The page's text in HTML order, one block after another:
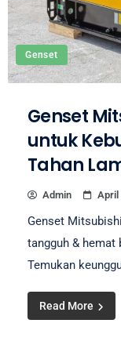
Genset
Genset
untuk
Tahan
Admin April
Genset
tangguh & hemat
Temukan
Read More